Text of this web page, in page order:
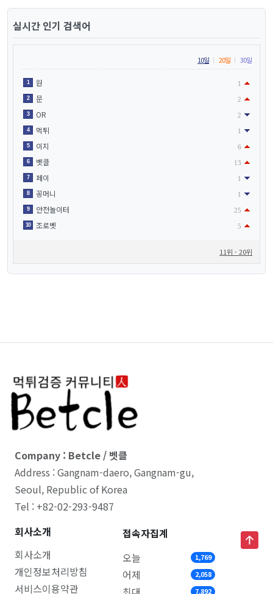
실시간 인기 검색어
10일 20일 30일
1 원 1
2 문 2
3 OR 2
4 먹튀 1
5 이지 6
6 벳클 13
7 페이 1
8 꽁머니 1
9 안전놀이터 25
10 조로벳 5
11위 - 20위
Company : Betcle / 벳클
Address : Gangnam-daero, Gangnam-gu,
Seoul, Republic of Korea
Tel : +82-02-293-9487
회사소개
회사소개
개인정보처리방침
서비스이용약관
접속자집계
오늘
1,769
어제 2,058
7,892